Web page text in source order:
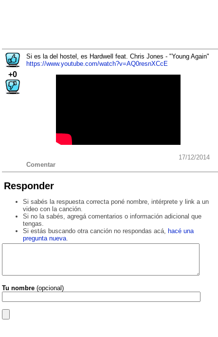
+0
Si es la del hostel, es Hardwell feat. Chris Jones - "Young Again"
https://www.youtube.com/watch?v=AQ0resnXCcE
17/12/2014
Comentar
Responder
Si sabés la respuesta correcta poné nombre, intérprete y link a un
video con la canción.
Si no la sabés, agregá comentarios o información adicional que
tengas.
Si estás buscando otra canción no respondas acá, hacé una
pregunta nueva.
Tu nombre (opcional)